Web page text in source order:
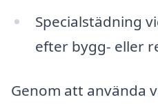
Specialstädning
efter bygg- eller
Genom att använda